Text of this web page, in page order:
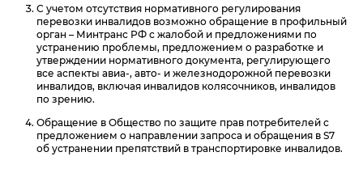
С учетом отсутствия нормативного регулирования
перевозки инвалидов возможно обращение в профильный
орган – Минтранс РФ с жалобой и предложениями по
устранению проблемы, предложением о разработке и
утверждении нормативного документа, регулирующего
все аспекты авиа-, авто- и железнодорожной перевозки
инвалидов, включая инвалидов колясочников, инвалидов
по зрению.
Обращение в Общество по защите прав потребителей с
предложением о направлении запроса и обращения в S7
об устранении препятствий в транспортировке инвалидов.